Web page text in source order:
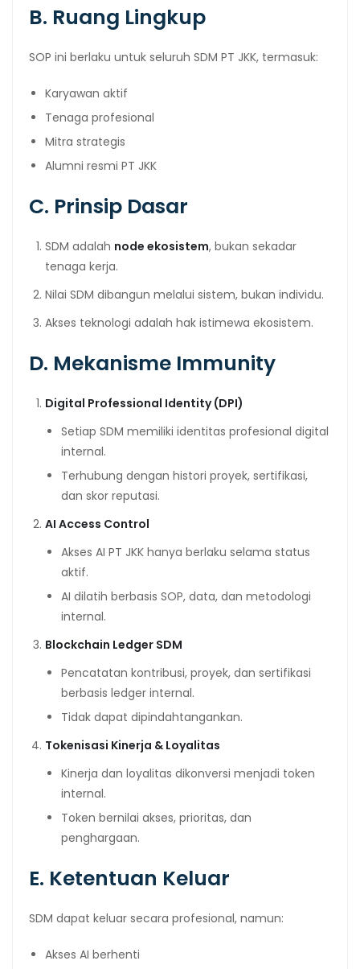
B. Ruang Lingkup
SOP ini berlaku untuk seluruh SDM PT JKK, termasuk:
Karyawan aktif
Tenaga profesional
Mitra strategis
Alumni resmi PT JKK
C. Prinsip Dasar
SDM adalah node ekosistem, bukan sekadar
tenaga kerja.
Nilai SDM dibangun melalui sistem, bukan individu.
Akses teknologi adalah hak istimewa ekosistem.
D. Mekanisme Immunity
Digital Professional Identity (DPI)
Setiap SDM memiliki identitas profesional digital
internal.
Terhubung dengan histori proyek, sertifikasi,
dan skor reputasi.
AI Access Control
Akses AI PT JKK hanya berlaku selama status
aktif.
AI dilatih berbasis SOP, data, dan metodologi
internal.
Blockchain Ledger SDM
Pencatatan kontribusi, proyek, dan sertifikasi
berbasis ledger internal.
Tidak dapat dipindahtangankan.
Tokenisasi Kinerja & Loyalitas
Kinerja dan loyalitas dikonversi menjadi token
internal.
Token bernilai akses, prioritas, dan
penghargaan.
E. Ketentuan Keluar
SDM dapat keluar secara profesional, namun:
Akses AI berhenti